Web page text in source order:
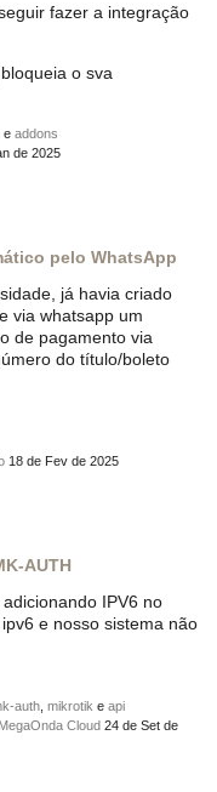
fazer a integração
o sva
e addons
de 2025
pelo WhatsApp
já havia criado
via whatsapp um
de pagamento via
do título/boleto
18 de Fev de 2025
AUTH
IPV6 no
e nosso sistema não
auth mikrotik e api
Cloud 24 de Set de